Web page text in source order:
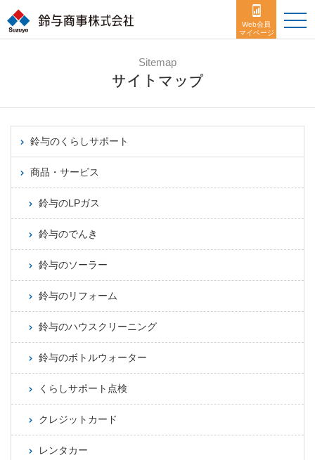
Web会員
マイページ
toggle
Sitemap
サイトマップ
鈴与のくらしサポート
商品・サービス
鈴与のLPガス
鈴与のでんき
鈴与のソーラー
鈴与のリフォーム
鈴与のハウスクリーニング
鈴与のボトルウォーター
くらしサポート点検
クレジットカード
レンタカー